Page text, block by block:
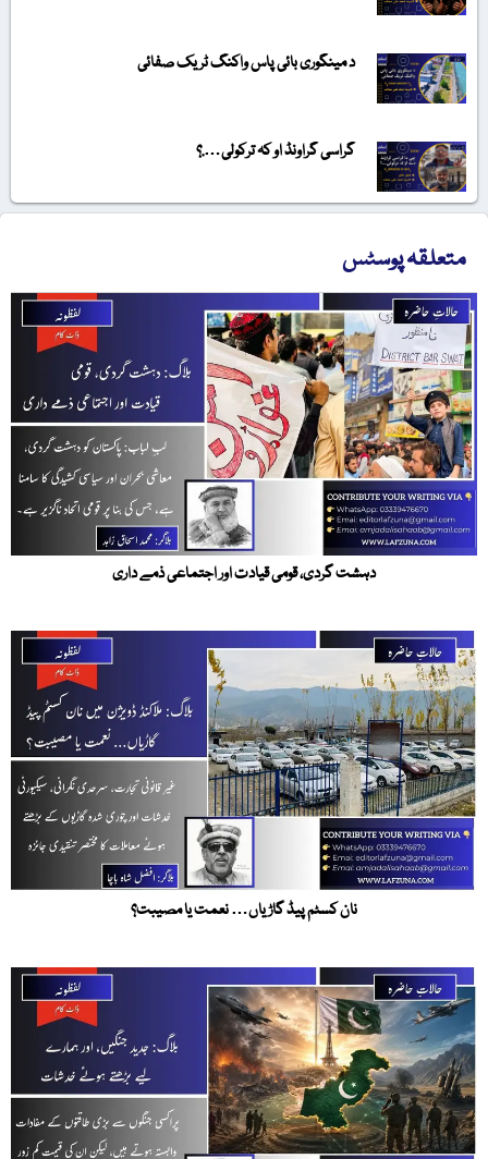
د مینگوری بائی پاس واکنگ ٹریک صفائی
گراسی گراونڈ او کہ ترکولی….؟
متعلقہ پوسٹس
دہشت گردی، قومی قیادت اور اجتماعی ذمے داری
نان کسٹم پیڈ گاڑیاں… نعمت یا مصیبت؟